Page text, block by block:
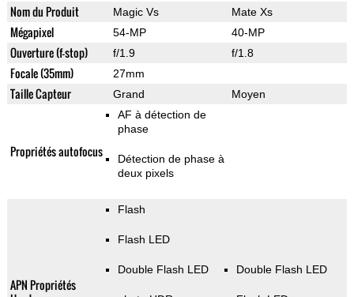
Nom du Produit Magic Vs Mate Xs
Mégapixel 54-MP 40-MP
Ouverture (f-stop) f/1.9 f/1.8
Focale (35mm) 27mm
Taille Capteur Grand Moyen
Propriétés autofocus
AF à détection de
phase
Détection de phase à
deux pixels
APN Propriétés
Flash
Flash LED
Double Flash LED Double Flash LED